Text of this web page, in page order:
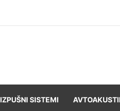
IZPUŠNI SISTEMI